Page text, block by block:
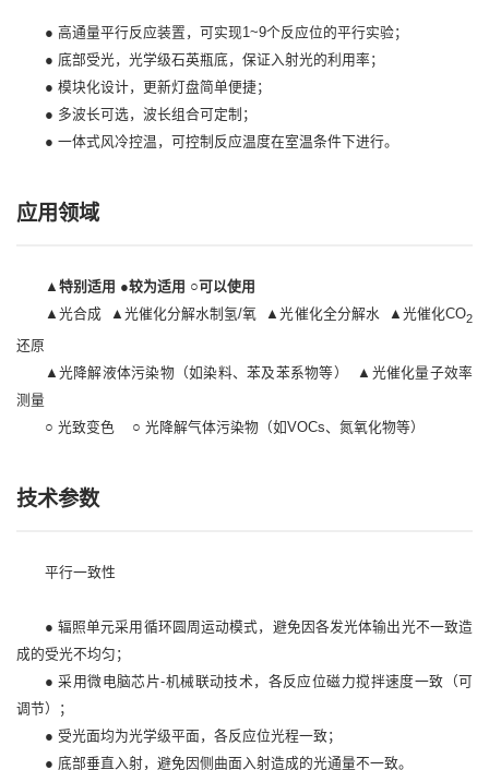
● 高通量平行反应装置，可实现1~9个反应位的平行实验；
● 底部受光，光学级石英瓶底，保证入射光的利用率；
● 模块化设计，更新灯盘简单便捷；
● 多波长可选，波长组合可定制；
● 一体式风冷控温，可控制反应温度在室温条件下进行。
应用领域
▲特别适用 ●较为适用 ○可以使用
▲光合成
▲光催化分解水制氢/氧 ▲光催化全分解水 ▲光催化CO2
还原
▲光降解液体污染物（如染料、苯及苯系物等）
▲光催化量子效率
测量
○ 光致变色 ○ 光降解气体污染物（如VOCs、氮氧化物等）
技术参数
平行一致性
● 辐照单元采用循环圆周运动模式，避免因各发光体输出光不一致造
成的受光不均匀；
● 采用微电脑芯片-机械联动技术，各反应位磁力搅拌速度一致（可
调节）；
● 受光面均为光学级平面，各反应位光程一致；
● 底部垂直入射，避免因侧曲面入射造成的光通量不一致。